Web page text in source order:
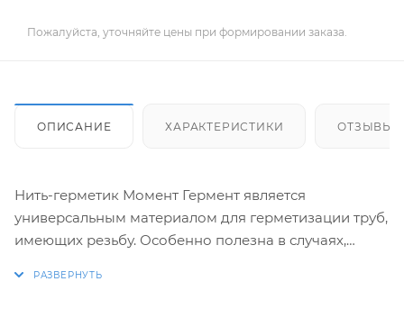
Пожалуйста, уточняйте цены при формировании заказа.
ОПИСАНИЕ ХАРАКТЕРИСТИКИ ОТЗЫВЫ
Нить-герметик Момент Гермент является
универсальным материалом для герметизации труб,
имеющих резьбу. Особенно полезна в случаях,